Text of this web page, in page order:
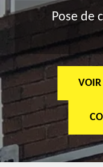
Pose de
VOIR